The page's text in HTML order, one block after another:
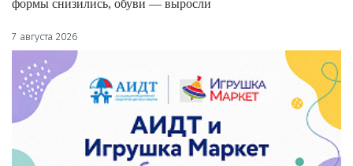
формы снизились, обуви — выросли
7 августа 2026